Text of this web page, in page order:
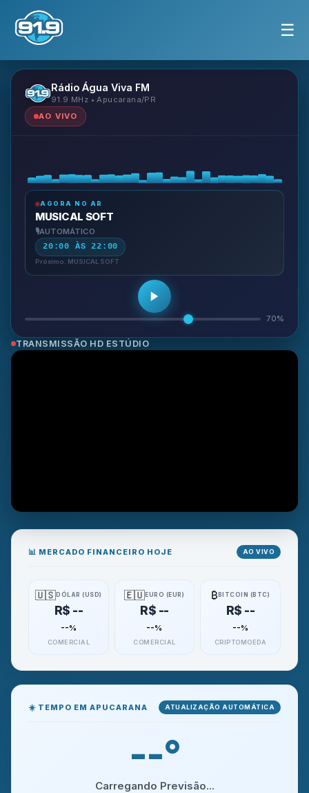
☰
Rádio Água Viva FM
91.9 MHz • Apucarana/PR
AO VIVO
AGORA NO AR
MUSICAL SOFT
AUTOMÁTICO
20:00 ÀS 22:00
Próximo: MUSICAL SOFT
70%
TRANSMISSÃO HD ESTÚDIO
📊 MERCADO FINANCEIRO HOJE AO VIVO
🇺🇸DÓLAR (USD)
R$ --
--%
COMERCIAL
🇪🇺EURO (EUR)
R$ --
--%
COMERCIAL
₿ BITCOIN (BTC)
R$ --
--%
CRIPTOMOEDA
☀️ TEMPO EM APUCARANA ATUALIZAÇÃO AUTOMÁTICA
--°
Carregando Previsão...